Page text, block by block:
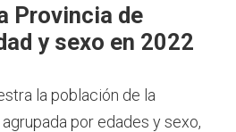
Provincia de
y sexo en 2022
la población de la
por edades y sexo,